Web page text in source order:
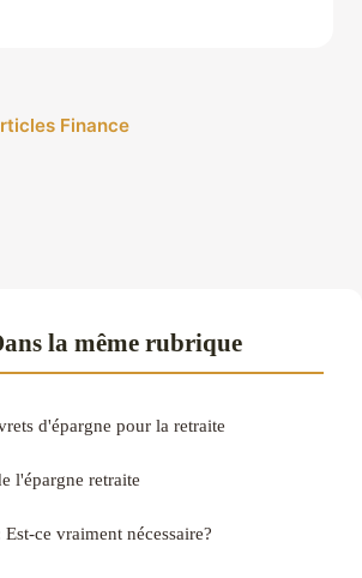
Finance
la même rubrique
d'épargne pour la retraite
l'épargne retraite
ce vraiment nécessaire?